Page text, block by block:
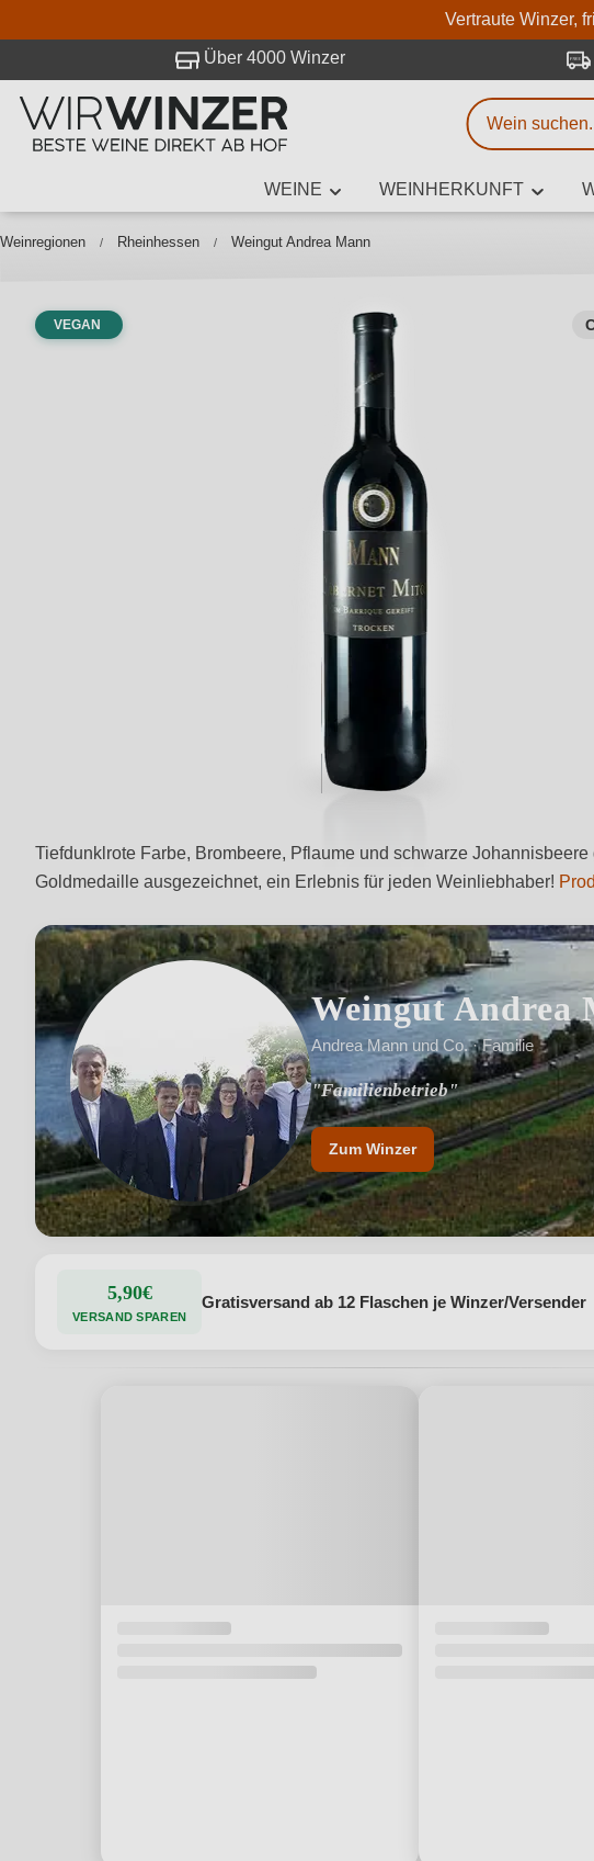
Vertraute Winzer,
Über 4000 Winzer
WEINE WEINHERKUNFT
Weinregionen Rheinhessen Weingut Andrea Mann
VEGAN
Tiefdunklrote Farbe, Brombeere, Pflaume und schwarze
Goldmedaille ausgezeichnet, ein Erlebnis für jeden Weinliebhaber!
Weingut Andrea
Andrea Mann und Co. · Familie
"Familienbetrieb"
"Weinbau in der 14. Generation"
Zum Winzer
5,90€
VERSAND SPAREN
Gratisversand ab 12 Flaschen je Winzer/Versender
Weinsuche
Mindestens 3 Zeichen
Beschreiben Sie,
bei WirWinzer.